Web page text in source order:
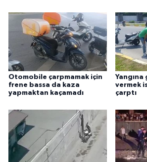
Otomobile çarpmamak için
frene bassa da kaza
yapmaktan kaçamadı
vermek
çarptı